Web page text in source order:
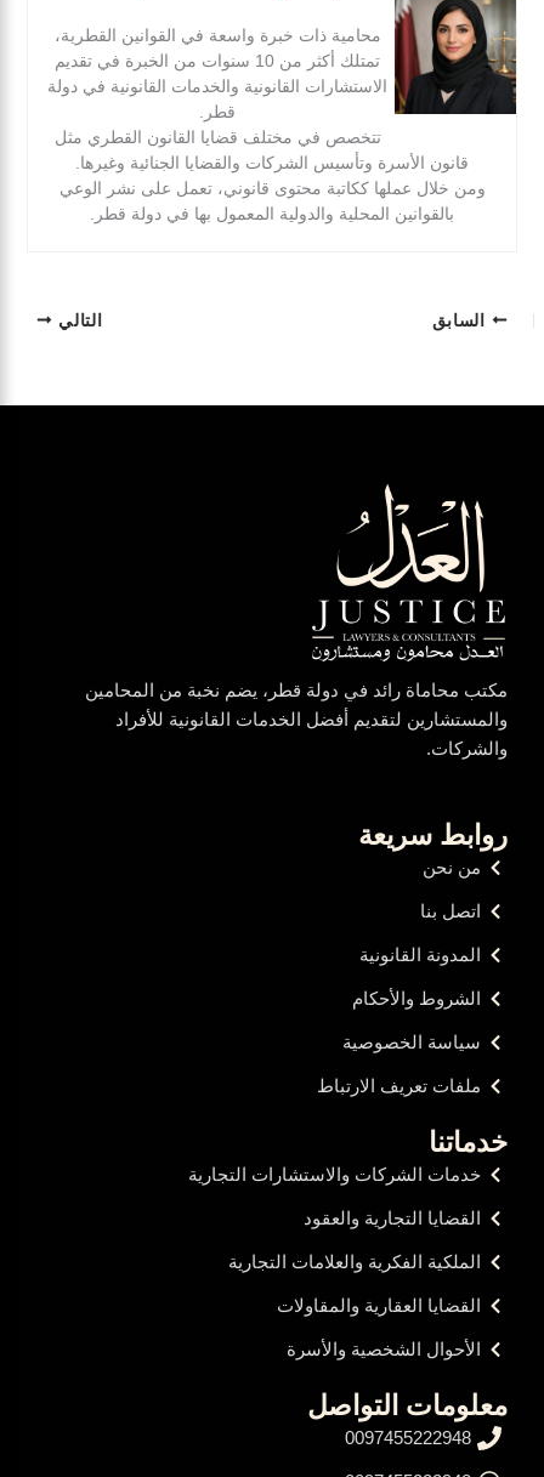
محامية ذات خبرة واسعة في القوانين القطرية،
تمتلك أكثر من 10 سنوات من الخبرة في تقديم
الاستشارات القانونية والخدمات القانونية في دولة
قطر.
تتخصص في مختلف قضايا القانون القطري مثل
قانون الأسرة وتأسيس الشركات والقضايا الجنائية وغيرها.
ومن خلال عملها ككاتبة محتوى قانوني، تعمل على نشر الوعي
بالقوانين المحلية والدولية المعمول بها في دولة قطر.
السابق التالي
مكتب محاماة رائد في دولة قطر، يضم نخبة من المحامين
والمستشارين لتقديم أفضل الخدمات القانونية للأفراد
والشركات.
روابط سريعة
من نحن
اتصل بنا
المدونة القانونية
الشروط والأحكام
سياسة الخصوصية
ملفات تعريف الارتباط
خدماتنا
خدمات الشركات والاستشارات التجارية
القضايا التجارية والعقود
الملكية الفكرية والعلامات التجارية
القضايا العقارية والمقاولات
الأحوال الشخصية والأسرة
معلومات التواصل
0097455222948